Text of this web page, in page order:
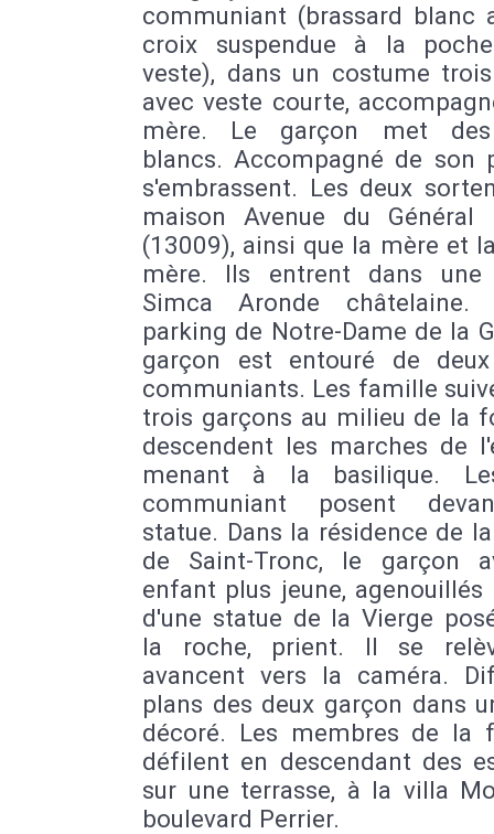
communiant (brassard blanc
croix suspendue à la
veste), dans un costume
avec veste courte,
mère. Le garçon met
blancs. Accompagné de son
s'embrassent. Les deux
maison Avenue du Général
(13009), ainsi que la mère et
mère. Ils entrent dans une
Simca Aronde
parking de Notre-Dame de la
garçon est entouré de
communiants. Les famille
trois garçons au milieu de la
descendent les marches de
menant à la basilique.
communiant posent
statue. Dans la résidence de
de Saint-Tronc, le garçon
enfant plus jeune, agenouillés
d'une statue de la Vierge
la roche, prient. Il se
avancent vers la caméra.
plans des deux garçon dans
décoré. Les membres de la
défilent en descendant des
sur une terrasse, à la villa
boulevard Perrier.